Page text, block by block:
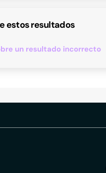
estos resultados
un resultado incorrecto